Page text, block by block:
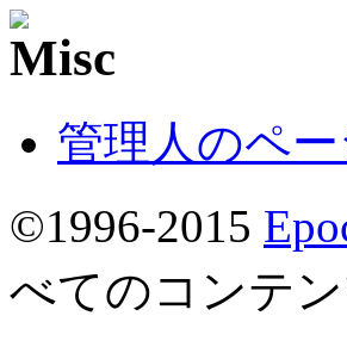
管理人のペー
©1996-2015
べてのコンテ